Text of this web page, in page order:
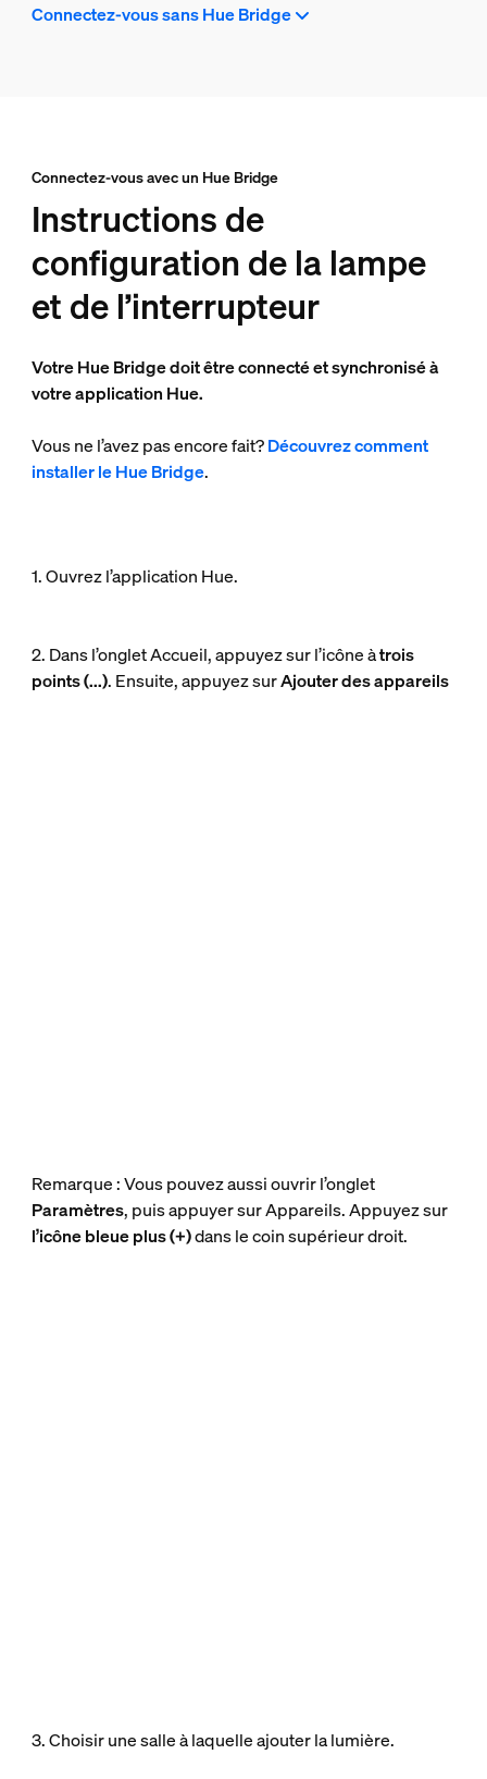
Connectez-vous sans Hue Bridge
Connectez-vous avec un Hue Bridge
Instructions de
configuration de la lampe
et de l’interrupteur
Votre Hue Bridge doit être connecté et synchronisé à
votre application Hue.
Vous ne l’avez pas encore fait?Découvrez comment
installer le Hue Bridge.
1. Ouvrez l’application Hue.
2. Dans l’onglet Accueil, appuyez sur l’icône àtrois
points (...). Ensuite, appuyez surAjouter des appareils
Remarque : Vous pouvez aussi ouvrir l’onglet
Paramètres, puis appuyer sur Appareils. Appuyez sur
l’icône bleue plus (+)dans le coin supérieur droit.
3. Choisir une salle à laquelle ajouter la lumière.